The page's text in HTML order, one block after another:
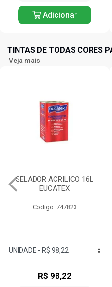
Adicionar
TINTAS DE TODAS CORES
Veja mais
MASSA PARA EFEITOS
BASE 3,7KG SUVINIL
Código: 746577
R$ 242,70